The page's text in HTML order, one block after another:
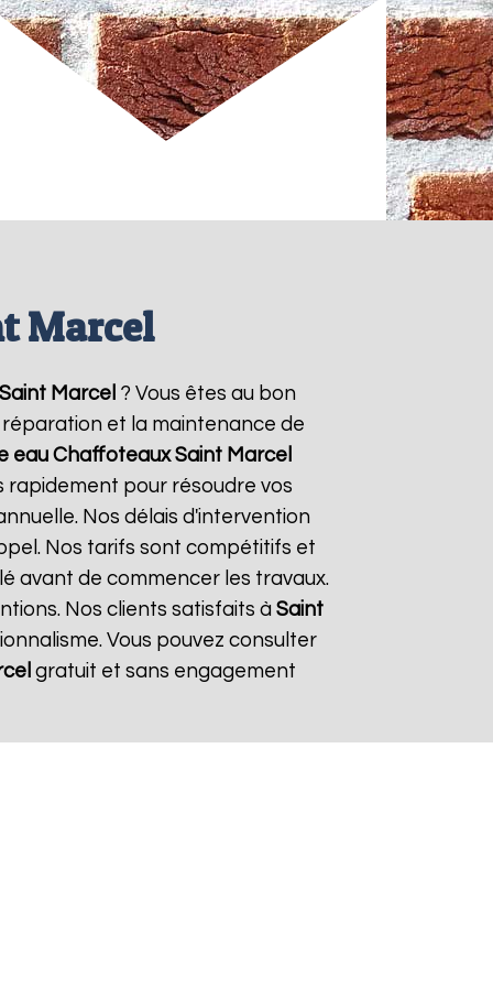
Marcel
Marcel ? Vous êtes au bon
et la maintenance de
eau Chaffoteaux Saint Marcel
rapidement pour résoudre vos
Nos délais d'intervention
Nos tarifs sont compétitifs et
avant de commencer les travaux.
Nos clients satisfaits à Saint
Vous pouvez consulter
gratuit et sans engagement